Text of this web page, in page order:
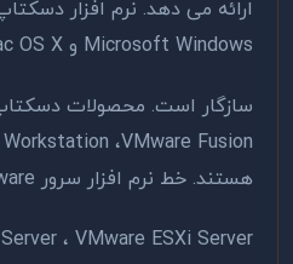
Microsoft Windows و Mac OS X
هستند. خط نرم افزار سرور VMware شامل